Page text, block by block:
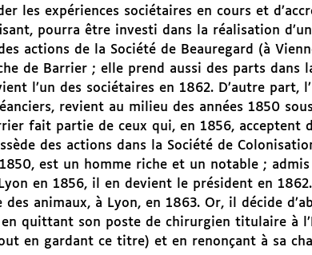
les expériences sociétaires en cours et
pourra être investi dans la réalisation
actions de la Société de Beauregard (à
de Barrier ; elle prend aussi des parts dans
l’un des sociétaires en 1862. D’autre part,
revient au milieu des années 1850
fait partie de ceux qui, en 1856, acceptent
des actions dans la Société de
est un homme riche et un notable ; admis
en 1856, il en devient le président en
animaux, à Lyon, en 1863. Or, il décide
quittant son poste de chirurgien titulaire à
en gardant ce titre) et en renonçant à sa